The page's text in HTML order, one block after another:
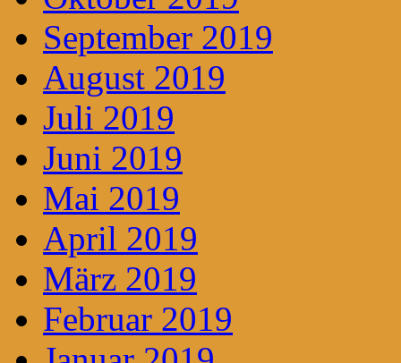
September 2019
August 2019
Juli 2019
Juni 2019
Mai 2019
April 2019
März 2019
Februar 2019